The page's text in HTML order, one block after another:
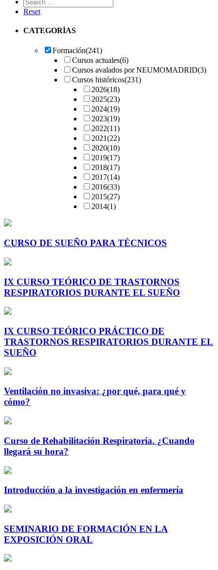
Reset
CATEGORÍAS
Formación(241)
Cursos actuales(6)
Cursos avalados por NEUMOMADRID(3)
Cursos históricos(231)
2026(18)
2025(23)
2024(19)
2023(19)
2022(11)
2021(22)
2020(10)
2019(17)
2018(17)
2017(14)
2016(33)
2015(27)
2014(1)
CURSO DE SUEÑO PARA TÉCNICOS
IX CURSO TEÓRICO DE TRASTORNOS
RESPIRATORIOS DURANTE EL SUEÑO
IX CURSO TEÓRICO PRÁCTICO DE
TRASTORNOS RESPIRATORIOS DURANTE EL
SUEÑO
Ventilación no invasiva: ¿por qué, para qué y
cómo?
Curso de Rehabilitación Respiratoria. ¿Cuando
llegará su hora?
Introducción a la investigación en enfermería
SEMINARIO DE FORMACIÓN EN LA
EXPOSICIÓN ORAL